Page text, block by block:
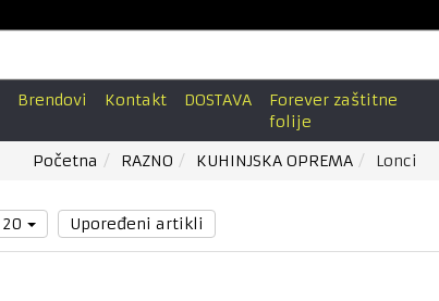
Brendovi Kontakt DOSTAVA
Forever zaštitne
folije
Početna RAZNO KUHINJSKA OPREMA Lonci
20 Upoređeni artikli